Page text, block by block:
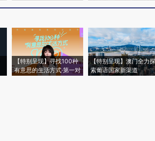
【特别呈现】寻找100种
有意思的生活方式·第一对
【特别呈现】澳门全力探
索葡语国家新渠道